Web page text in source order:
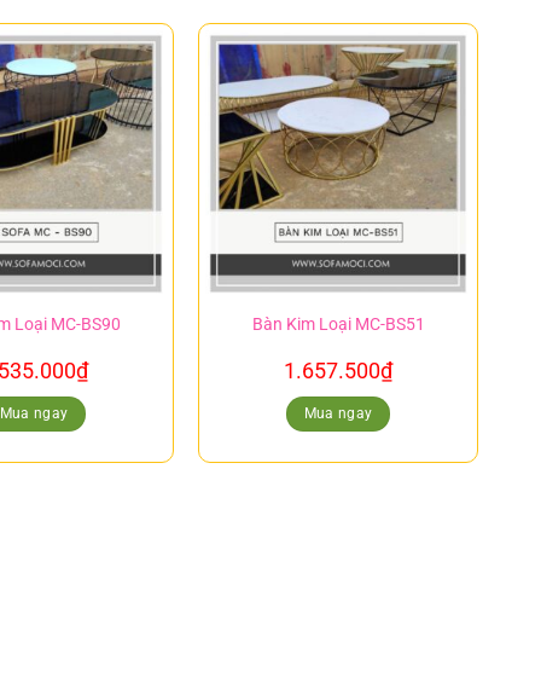
Loại MC-BS90
₫
Mua ngay
Bàn Kim Loại MC-BS51
1.657.500₫
Mua ngay